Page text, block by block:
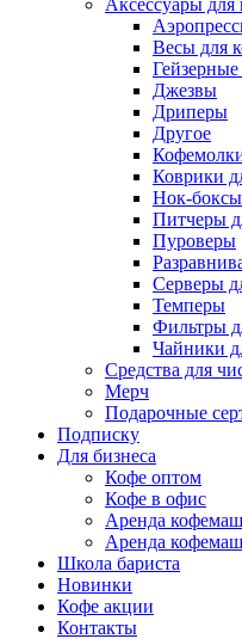
Аксессуары для
Весы для
Джезвы
Дриперы
Другое
Коврики
Нок-боксы
Питчеры
Пуроверы
Серверы
Темперы
Фильтры
Чайники
Средства для
Мерч
Подарочные
Подписку
Для бизнеса
Кофе оптом
Кофе в офис
Аренда
Аренда
Школа бариста
Новинки
Кофе акции
Контакты